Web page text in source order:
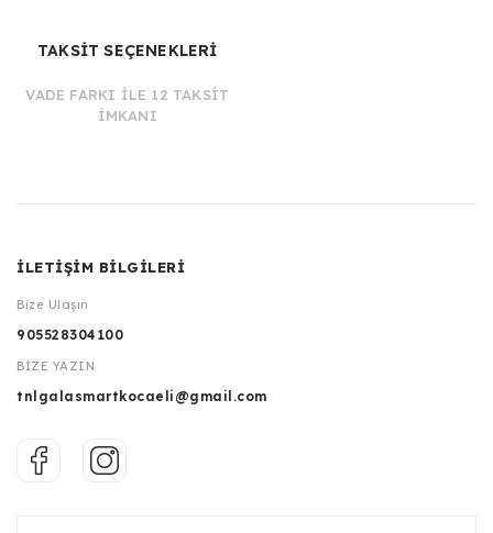
TAKSİT SEÇENEKLERİ
VADE FARKI İLE 12 TAKSİT
İMKANI
İLETİŞİM BİLGİLERİ
Bize Ulaşın
905528304100
BİZE YAZIN
tnlgalasmartkocaeli@gmail.com